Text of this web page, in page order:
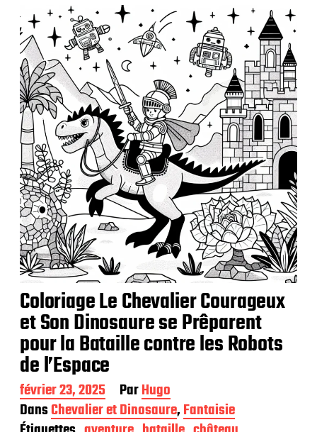
b
l
i
c
a
t
i
o
n
Coloriage Le Chevalier Courageux
et Son Dinosaure se Prêparent
pour la Bataille contre les Robots
de l’Espace
D
a
t
février 23, 2025 ParHugo
DansChevalier et Dinosaure,Fantaisie